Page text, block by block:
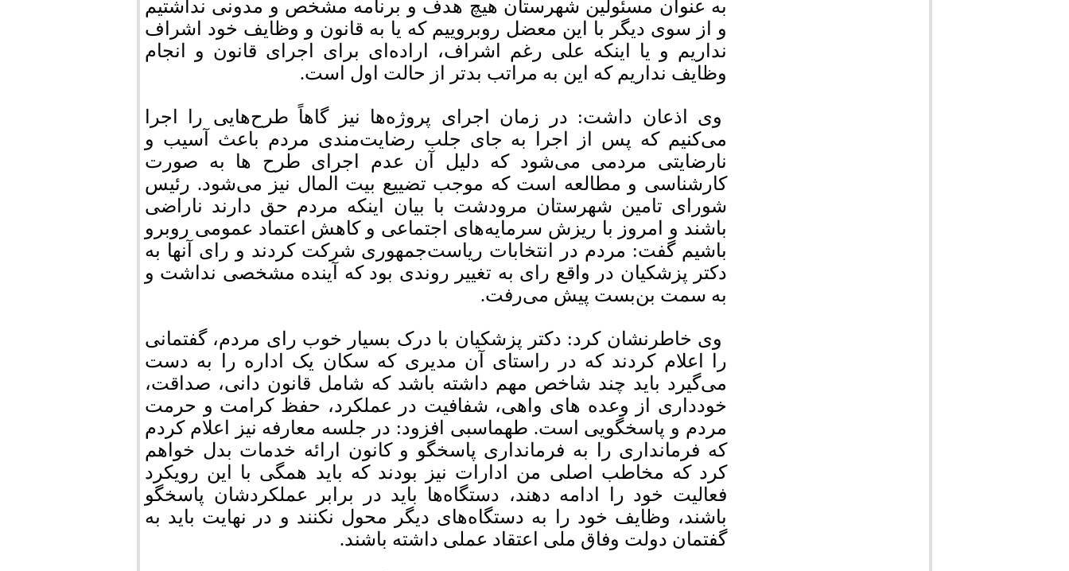
به عنوان مسئولین شهرستان هیچ هدف و برنامه مشخص و مدونی نداشتیم
و از سوی دیگر با این معضل روبروییم که یا به قانون و وظایف خود اشراف
نداریم و یا اینکه علی رغم اشراف، اراده‌ای برای اجرای قانون و انجام
وظایف نداریم که این به مراتب بدتر از حالت اول است.
وی اذعان داشت: در زمان اجرای پروژه‌ها نیز گاهاً طرح‌هایی را اجرا
می‌کنیم که پس از اجرا به جای جلب رضایت‌مندی مردم باعث آسیب و
نارضایتی مردمی می‌شود که دلیل آن عدم اجرای طرح ها به صورت
کارشناسی و مطالعه است که موجب تضییع بیت المال نیز می‌شود. رئیس
شورای تامین شهرستان مرودشت با بیان اینکه مردم حق دارند ناراضی
باشند و امروز با ریزش سرمایه‌های اجتماعی و کاهش اعتماد عمومی روبرو
باشیم گفت: مردم در انتخابات ریاست‌جمهوری شرکت کردند و رای آنها به
دکتر پزشکیان در واقع رای به تغییر روندی بود که آینده مشخصی نداشت و
به سمت بن‌بست پیش می‌رفت.
وی خاطرنشان کرد: دکتر پزشکیان با درک بسیار خوب رای مردم، گفتمانی
را اعلام کردند که در راستای آن مدیری که سکان یک اداره را به دست
می‌گیرد باید چند شاخص مهم داشته باشد که شامل قانون دانی، صداقت،
خودداری از وعده های واهی، شفافیت در عملکرد، حفظ کرامت و حرمت
مردم و پاسخگویی است. طهماسبی افزود: در جلسه معارفه نیز اعلام کردم
که فرمانداری را به فرمانداری پاسخگو و کانون ارائه خدمات بدل خواهم
کرد که مخاطب اصلی من ادارات نیز بودند که باید همگی با این رویکرد
فعالیت خود را ادامه دهند، دستگاه‌ها باید در برابر عملکردشان پاسخگو
باشند، وظایف خود را به دستگاه‌های دیگر محول نکنند و در نهایت باید به
گفتمان دولت وفاق ملی اعتقاد عملی داشته باشند.